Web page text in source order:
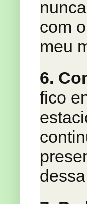
com
meu
6.
fico